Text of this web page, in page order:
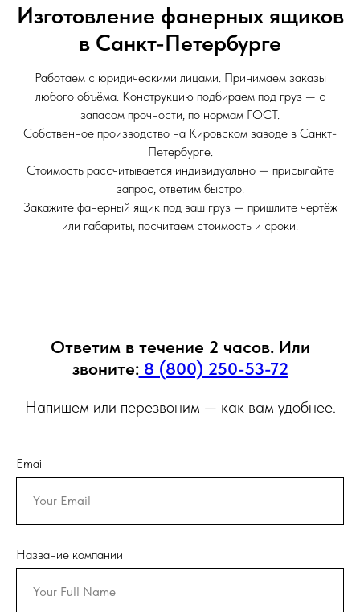
Изготовление фанерных ящиков
в Санкт-Петербурге
Работаем с юридическими лицами. Принимаем заказы
любого объёма. Конструкцию подбираем под груз — с
запасом прочности, по нормам ГОСТ.
Собственное производство на Кировском заводе в Санкт-
Петербурге.
Стоимость рассчитывается индивидуально — присылайте
запрос, ответим быстро.
Закажите фанерный ящик под ваш груз — пришлите чертёж
или габариты, посчитаем стоимость и сроки.
Ответим в течение 2 часов. Или
звоните:8 (800) 250-53-72
Напишем или перезвоним — как вам удобнее.
Email
Название компании